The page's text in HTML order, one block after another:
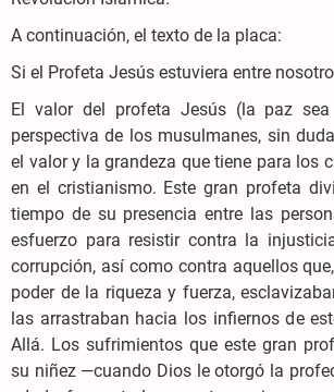
A continuación, el texto de la placa:
Si el Profeta Jesús estuviera entre
El valor del profeta Jesús (la paz
perspectiva de los musulmanes, sin
el valor y la grandeza que tiene para los
en el cristianismo. Este gran profeta
tiempo de su presencia entre las
esfuerzo para resistir contra la
corrupción, así como contra aquellos
poder de la riqueza y fuerza,
las arrastraban hacia los infiernos de
Allá. Los sufrimientos que este gran
su niñez —cuando Dios le otorgó la